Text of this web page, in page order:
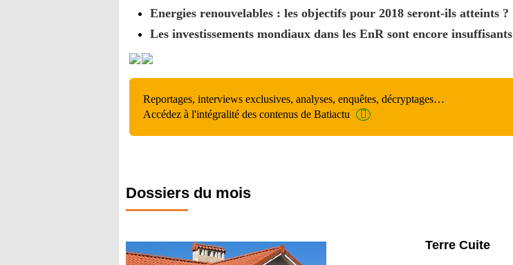
Energies renouvelables : les objectifs pour 2018 seront-ils atteints ?
Les investissements mondiaux dans les EnR sont encore insuffisants
Reportages, interviews exclusives, analyses, enquêtes, décryptages…
Accédez à l'intégralité des contenus de Batiactu
Dossiers du mois
Parking et garages